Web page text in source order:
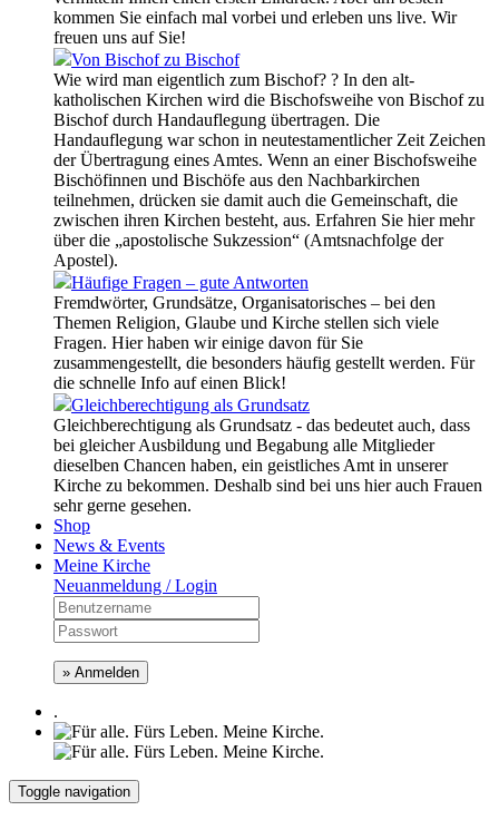
kommen Sie einfach mal vorbei und erleben uns live. Wir
freuen uns auf Sie!
Von Bischof zu Bischof
Wie wird man eigentlich zum Bischof? ? In den alt-
katholischen Kirchen wird die Bischofsweihe von Bischof zu
Bischof durch Handauflegung übertragen. Die
Handauflegung war schon in neutestamentlicher Zeit Zeichen
der Übertragung eines Amtes. Wenn an einer Bischofsweihe
Bischöfinnen und Bischöfe aus den Nachbarkirchen
teilnehmen, drücken sie damit auch die Gemeinschaft, die
zwischen ihren Kirchen besteht, aus. Erfahren Sie hier mehr
über die „apostolische Sukzession“ (Amtsnachfolge der
Apostel).
Häufige Fragen – gute Antworten
Fremdwörter, Grundsätze, Organisatorisches – bei den
Themen Religion, Glaube und Kirche stellen sich viele
Fragen. Hier haben wir einige davon für Sie
zusammengestellt, die besonders häufig gestellt werden. Für
die schnelle Info auf einen Blick!
Gleichberechtigung als Grundsatz
Gleichberechtigung als Grundsatz - das bedeutet auch, dass
bei gleicher Ausbildung und Begabung alle Mitglieder
dieselben Chancen haben, ein geistliches Amt in unserer
Kirche zu bekommen. Deshalb sind bei uns hier auch Frauen
sehr gerne gesehen.
Shop
News & Events
Meine Kirche
Neuanmeldung / Login
» Anmelden
.
Toggle navigation